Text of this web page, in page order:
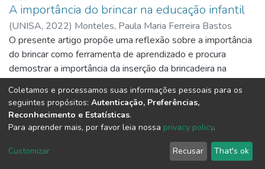
A importância do brincar na educação infantil
(UNISA, 2022) Monteles, Paula Maria Ferreira Bastos
O presente artigo propõe uma reflexão sobre a importância
do brincar como ferramenta de aprendizado e procura
demostrar a importância da inserção da brincadeira na
DSpace software copyright © 2002-2026 LYRASIS
Send Feedback
Coletamos e processamos suas informações pessoais para os
seguintes propósitos: Autenticação, Preferências,
Reconhecimento e Estatísticas.
Para aprender mais, por favor leia nossa privacy policy.
Customizar Recusar That's ok